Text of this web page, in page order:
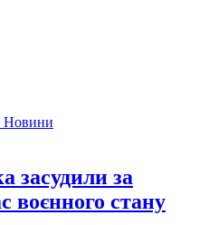
Новини
засудили за
воєнного стану